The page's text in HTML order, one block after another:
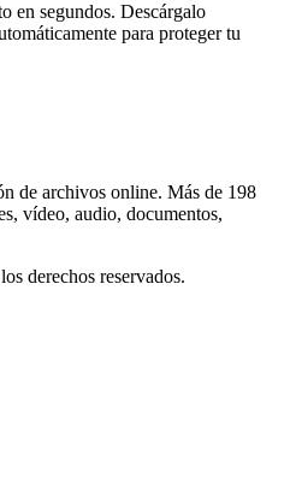
en segundos. Descárgalo
para proteger tu
de archivos online. Más de 198
vídeo, audio, documentos,
derechos reservados.